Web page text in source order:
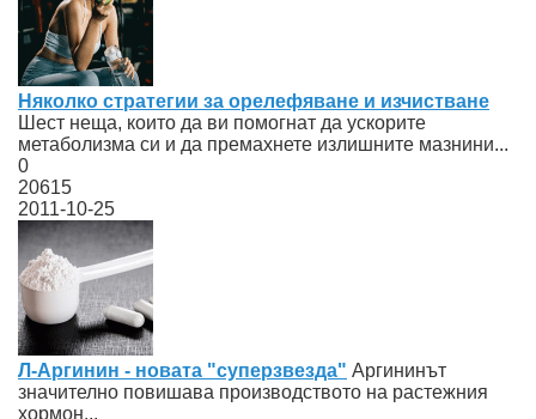
Няколко стратегии за орелефяване и изчистване
Шест неща, които да ви помогнат да ускорите
метаболизма си и да премахнете излишните мазнини...
0
20615
2011-10-25
Л-Аргинин - новата "суперзвезда" Аргининът
значително повишава производството на растежния
хормон...